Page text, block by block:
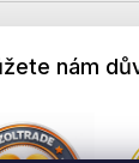
nám